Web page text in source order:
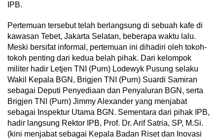
IPB.
Pertemuan tersebut telah berlangsung di sebuah kafe di
kawasan Tebet, Jakarta Selatan, beberapa waktu lalu.
Meski bersifat informal, pertemuan ini dihadiri oleh tokoh-
tokoh penting dari kedua belah pihak. Dari kelompok
militer hadir Letjen TNI (Purn) Lodewyk Pusung selaku
Wakil Kepala BGN, Brigjen TNI (Purn) Suardi Samiran
sebagai Deputi Penyediaan dan Penyaluran BGN, serta
Brigjen TNI (Purn) Jimmy Alexander yang menjabat
sebagai Inspektur Utama BGN. Sementara dari pihak IPB,
hadir langsung Rektor IPB, Prof. Dr. Arif Satria, SP, M.Si.
(kini menjabat sebagai Kepala Badan Riset dan Inovasi